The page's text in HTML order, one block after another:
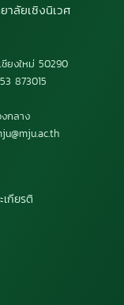
าลัยเชิงนิเวศ
ยงใหม่ 50290
873015
กลาง
กียรติ